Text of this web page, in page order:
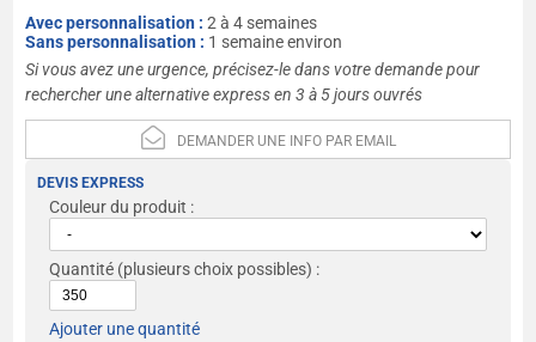
Avec personnalisation :2 à 4 semaines
Sans personnalisation : 1 semaine environ
Si vous avez une urgence, précisez-le dans votre demande pour
rechercher une alternative express en 3 à 5 jours ouvrés
DEMANDER UNE INFO PAR EMAIL
DEVIS EXPRESS
Couleur du produit :
Quantité (plusieurs choix possibles) :
Ajouter une quantité